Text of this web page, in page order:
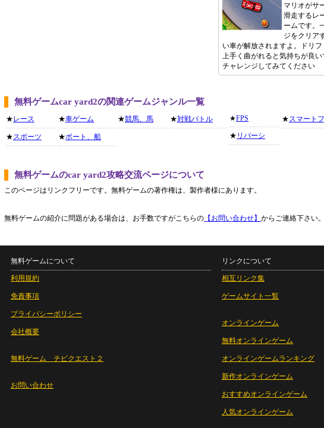
マリオがサ
滑走するレ
ームです。
ジをクリア
い車が解放されますよ。ドリフ
上手く曲がれると気持ちが良い
チャレンジしてみてください
無料ゲームcar yard2の関連ゲームジャンル一覧
★レース
★スポーツ
★車ゲーム
★ボート、船
★競馬、馬 ★対戦バトル ★FPS
★ リバーシ
★スマート
無料ゲームのcar yard2攻略交流ページについて
このページはリンクフリーです。無料ゲームの著作権は、製作者様にあります。
無料ゲームの紹介に問題がある場合は、お手数ですがこちらの 【お問い合わせ】 からご連絡下さい。
無料ゲームについて
利用規約
免責事項
プライバシーポリシー
会社概要
無料ゲーム チビクエスト２
お問い合わせ
リンクについて
相互リンク集
ゲームサイト一覧
オンラインゲーム
無料オンラインゲーム
オンラインゲームランキング
新作オンラインゲーム
おすすめオンラインゲーム
人気オンラインゲーム